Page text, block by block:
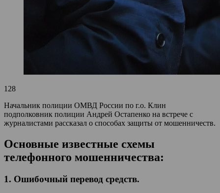
128
Начальник полиции ОМВД России по г.о. Клин
подполковник полиции Андрей Остапенко на встрече с
журналистами рассказал о способах защиты от мошенничеств.
Основные известные схемы
телефонного мошенничества:
1. Ошибочный перевод средств.